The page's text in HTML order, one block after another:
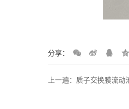
分享：
上一遍：质子交换膜流动